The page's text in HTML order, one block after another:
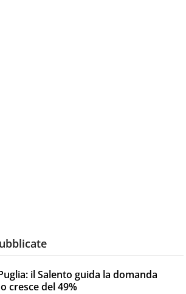
il Salento guida la domanda
cresce del 49%